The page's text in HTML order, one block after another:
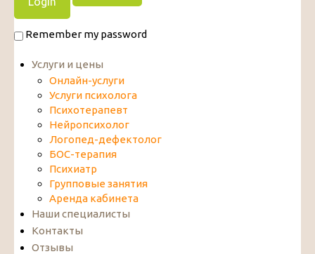
Remember my password
Услуги и цены
Онлайн-услуги
Услуги психолога
Психотерапевт
Нейропсихолог
Логопед-дефектолог
БОС-терапия
Психиатр
Групповые занятия
Аренда кабинета
Наши специалисты
Контакты
Отзывы